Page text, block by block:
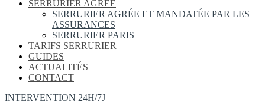
SERRURIER AGRÉE
SERRURIER AGRÉE ET MANDATÉE PAR LES
ASSURANCES
SERRURIER PARIS
TARIFS SERRURIER
GUIDES
ACTUALITÉS
CONTACT
INTERVENTION 24H/7J